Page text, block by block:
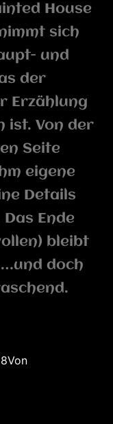
House
sich
und
der
Erzählung
ist. Von der
Seite
eigene
Details
Ende
bleibt
doch
Von